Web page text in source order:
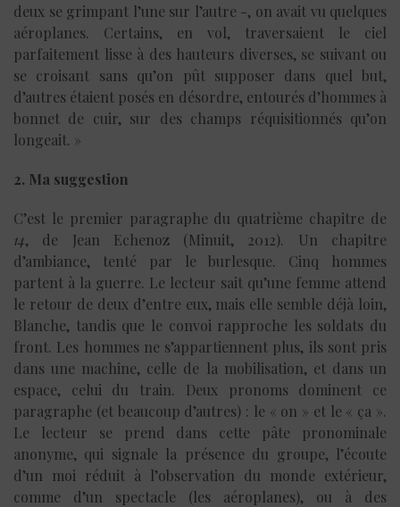
deux se grimpant l’une sur l’autre -, on avait vu quelques
aéroplanes. Certains, en vol, traversaient le ciel
parfaitement lisse à des hauteurs diverses, se suivant ou
se croisant sans qu’on pût supposer dans quel but,
d’autres étaient posés en désordre, entourés d’hommes à
bonnet de cuir, sur des champs réquisitionnés qu’on
longeait. »
2. Ma suggestion
C’est le premier paragraphe du quatrième chapitre de
14, de Jean Echenoz (Minuit, 2012). Un chapitre
d’ambiance, tenté par le burlesque. Cinq hommes
partent à la guerre. Le lecteur sait qu’une femme attend
le retour de deux d’entre eux, mais elle semble déjà loin,
Blanche, tandis que le convoi rapproche les soldats du
front. Les hommes ne s’appartiennent plus, ils sont pris
dans une machine, celle de la mobilisation, et dans un
espace, celui du train. Deux pronoms dominent ce
paragraphe (et beaucoup d’autres) : le « on » et le « ça ».
Le lecteur se prend dans cette pâte pronominale
anonyme, qui signale la présence du groupe, l’écoute
d’un moi réduit à l’observation du monde extérieur,
comme d’un spectacle (les aéroplanes), ou à des